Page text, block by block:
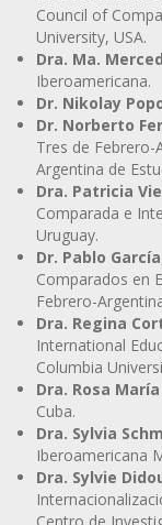
Council of
University, USA.
Dra. Ma.
Iberoamericana.
Dr. Nikolay
Dr. Norberto
Tres de Febrero-
Argentina de
Dra. Patricia
Comparada e
Uruguay.
Dr. Pablo García
Comparados en
Febrero-
Dra. Regina
International
Columbia
Dra. Rosa
Cuba.
Dra. Sylvia
Iberoamericana
Dra. Sylvie